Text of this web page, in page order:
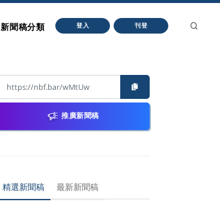
新聞稿分類 登入 刊登
推廣新聞稿
精選新聞稿 最新新聞稿